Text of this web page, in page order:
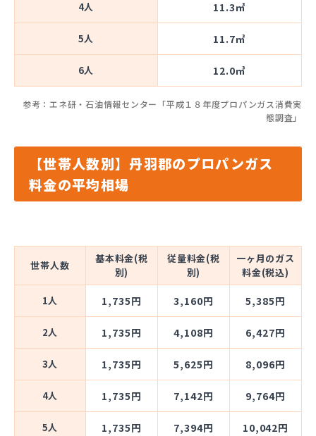
4人 11.3㎥
5人 11.7㎥
6人 12.0㎥
参考：エネ研・石油情報センター「平成１８年度プロパンガス消費実
態調査」
【世帯人数別】丹羽郡のプロパンガス
料金の平均相場
世帯人数
基本料金(税
別)
従量料金(税
別)
一ヶ月のガス
料金(税込)
1人 1,735円 3,160円 5,385円
2人 1,735円 4,108円 6,427円
3人 1,735円 5,625円 8,096円
4人 1,735円 7,142円 9,764円
5人 1,735円 7,394円 10,042円